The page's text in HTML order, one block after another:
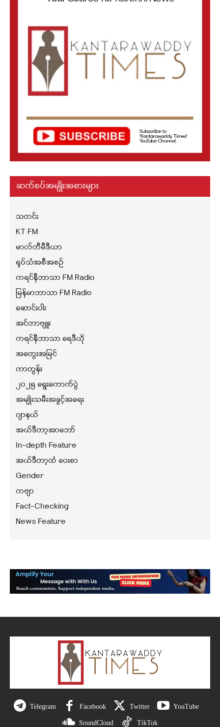
ဆက်စပ်အမျိုးအစားများ
သတင်း
KT FM
မာလ်တီမီဒီယာ
ရုပ်သံအစီအစဉ်
ကရင်နီဘာသာ FM Radio
မြန်မာဘာသာ FM Radio
ဆောင်းပါး
အင်တာဗျူး
ကရင်နီဘာသာ ရေဒီယို
အတွေးအမြင်
ကာတွန်း
၂၀၂၅ ရွေးကောက်ပွဲ
အမျိုးသမီးအခွင့်အရေး
ဂျာနယ်
အယ်ဒီတာ့အာဘော်
In-depth Feature
အယ်ဒီတာ့ထံ ပေးစာ
Gender
ကဗျာ
Fact-Checking
News Feature
Telegram Facebook Twitter YouTube
SoundCloud TikTok